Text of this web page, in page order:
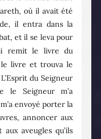
où il avait été
il entra dans la
et il se leva pour
remit le livre du
livre et trouva le
L’Esprit du Seigneur
le Seigneur m’a
envoyé porter la
annoncer aux
aveugles qu’ils